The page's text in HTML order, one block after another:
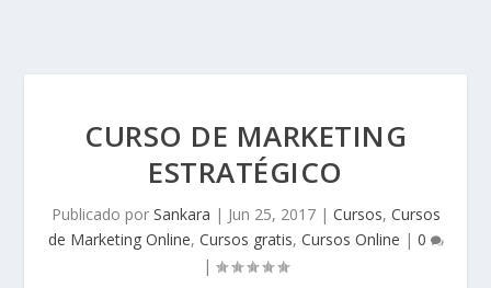
CURSO DE MARKETING
ESTRATÉGICO
Publicado por Sankara | Jun 25, 2017| Cursos, Cursos
de Marketing Online, Cursos gratis, Cursos Online | 0
|